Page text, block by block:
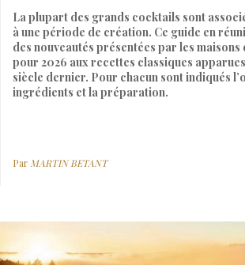
La plupart des grands cocktails sont
à une période de création. Ce guide en
des nouveautés présentées par les
pour 2026 aux recettes classiques
siècle dernier. Pour chacun sont indiqués
ingrédients et la préparation.
Par MARTIN BETANT